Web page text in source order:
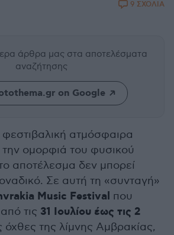
9 ΣΧΟΛΙΑ
άρθρα μας στα αποτελέσματα
αναζήτησης
on Google
ατμόσφαιρα
ομορφιά του φυσικού
αποτέλεσμα δεν μπορεί
Σε αυτή τη «συνταγή»
Music Festival που
τις 31 Ιουλίου έως τις 2
όχθες της λίμνης Αμβρακίας,